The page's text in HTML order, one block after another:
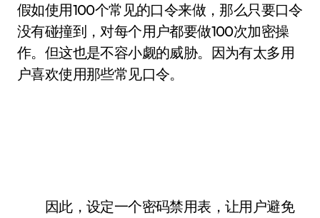
假如使用100个常见的口令来做，那么只要口令
没有碰撞到，对每个用户都要做100次加密操
作。但这也是不容小觑的威胁。因为有太多用
户喜欢使用那些常见口令。
因此，设定一个密码禁用表，让用户避免